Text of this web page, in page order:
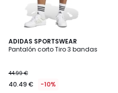
ADIDAS SPORTSWEAR
Pantalón corto Tiro 3 bandas
44.99 €
40.49 € -10%
4,9
/ 5